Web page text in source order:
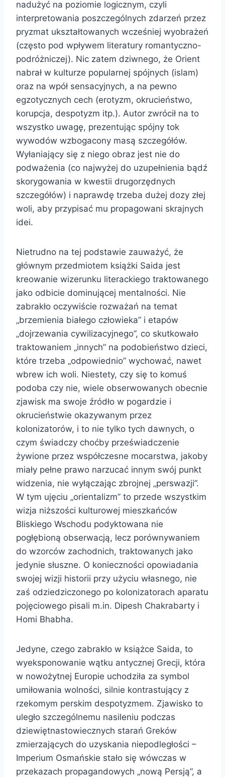
nadużyć na poziomie logicznym, czyli
interpretowania poszczególnych zdarzeń przez
pryzmat ukształtowanych wcześniej wyobrażeń
(często pod wpływem literatury romantyczno-
podróżniczej). Nic zatem dziwnego, że Orient
nabrał w kulturze popularnej spójnych (islam)
oraz na wpół sensacyjnych, a na pewno
egzotycznych cech (erotyzm, okrucieństwo,
korupcja, despotyzm itp.). Autor zwrócił na to
wszystko uwagę, prezentując spójny tok
wywodów wzbogacony masą szczegółów.
Wyłaniający się z niego obraz jest nie do
podważenia (co najwyżej do uzupełnienia bądź
skorygowania w kwestii drugorzędnych
szczegółów) i naprawdę trzeba dużej dozy złej
woli, aby przypisać mu propagowani skrajnych
idei.
Nietrudno na tej podstawie zauważyć, że
głównym przedmiotem książki Saida jest
kreowanie wizerunku literackiego traktowanego
jako odbicie dominującej mentalności. Nie
zabrakło oczywiście rozważań na temat
„brzemienia białego człowieka” i etapów
„dojrzewania cywilizacyjnego”, co skutkowało
traktowaniem „innych” na podobieństwo dzieci,
które trzeba „odpowiednio” wychować, nawet
wbrew ich woli. Niestety, czy się to komuś
podoba czy nie, wiele obserwowanych obecnie
zjawisk ma swoje źródło w pogardzie i
okrucieństwie okazywanym przez
kolonizatorów, i to nie tylko tych dawnych, o
czym świadczy choćby przeświadczenie
żywione przez współczesne mocarstwa, jakoby
miały pełne prawo narzucać innym swój punkt
widzenia, nie wyłączając zbrojnej „perswazji”.
W tym ujęciu „orientalizm” to przede wszystkim
wizja niższości kulturowej mieszkańców
Bliskiego Wschodu podyktowana nie
pogłębioną obserwacją, lecz porównywaniem
do wzorców zachodnich, traktowanych jako
jedynie słuszne. O konieczności opowiadania
swojej wizji historii przy użyciu własnego, nie
zaś odziedziczonego po kolonizatorach aparatu
pojęciowego pisali m.in. Dipesh Chakrabarty i
Homi Bhabha.
Jedyne, czego zabrakło w książce Saida, to
wyeksponowanie wątku antycznej Grecji, która
w nowożytnej Europie uchodziła za symbol
umiłowania wolności, silnie kontrastujący z
rzekomym perskim despotyzmem. Zjawisko to
uległo szczególnemu nasileniu podczas
dziewiętnastowiecznych starań Greków
zmierzających do uzyskania niepodległości –
Imperium Osmańskie stało się wówczas w
przekazach propagandowych „nową Persją”, a